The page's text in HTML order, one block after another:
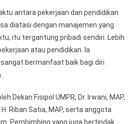
antara pekerjaan dan pendidikan
diatasi dengan manajemen yang
itu tergantung pribadi sendiri. Lebih
atau pendidikan. Ia
bermanfaat baik bagi diri
Dekan Fisipol UMPR, Dr. Irwani, MAP,
Riban Satia, MAP, serta anggota
Pembimbing yang juga bertindak